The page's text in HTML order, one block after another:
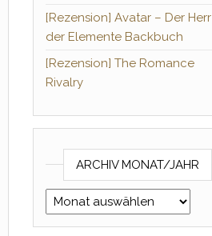
[Rezension] Avatar – Der Herr
der Elemente Backbuch
[Rezension] The Romance
Rivalry
ARCHIV MONAT/JAHR
Archiv Monat/Jahr